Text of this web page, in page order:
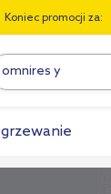
Koniec promocji za: